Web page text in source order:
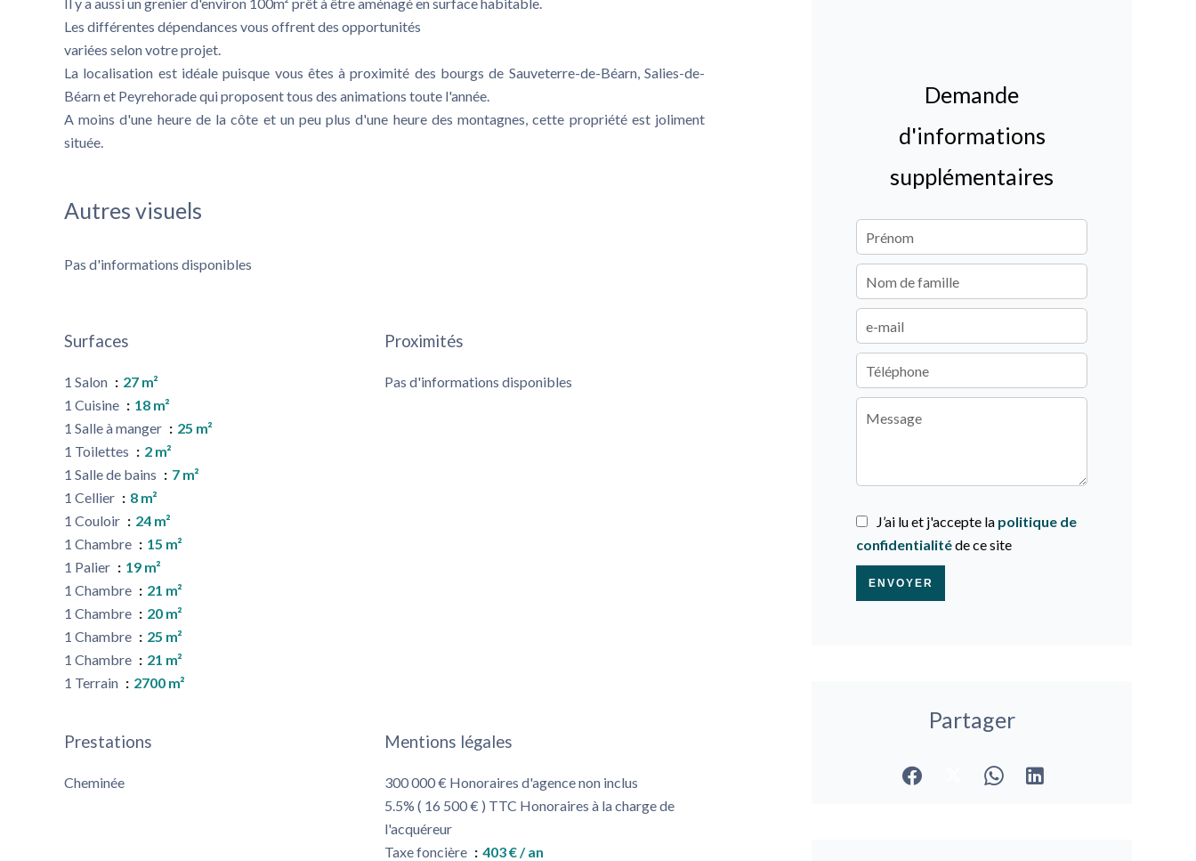
Les différentes dépendances vous offrent des opportunités
variées selon votre projet.
La localisation est idéale puisque vous êtes à proximité des bourgs de Sauveterre-de-Béarn, Salies-de-
Béarn et Peyrehorade qui proposent tous des animations toute l'année.
A moins d'une heure de la côte et un peu plus d'une heure des montagnes, cette propriété est joliment
située.
Autres visuels
Pas d'informations disponibles
Surfaces
1 Salon
27 m²
1 Cuisine
18 m²
1 Salle à manger
25 m²
1 Toilettes
2 m²
1 Salle de bains
7 m²
1 Cellier
8 m²
1 Couloir
24 m²
1 Chambre
15 m²
1 Palier
19 m²
1 Chambre
21 m²
1 Chambre
20 m²
1 Chambre
25 m²
1 Chambre
21 m²
1 Terrain
2700 m²
Proximités
Pas d'informations disponibles
Prestations
Cheminée
Mentions légales
300 000 € Honoraires d'agence non inclus
5.5% ( 16 500 € ) TTC Honoraires à la charge de
l'acquéreur
Taxe foncière
403 € / an
Demande
d'informations
supplémentaires
J’ai lu et j'accepte la politique de
confidentialitéde ce site
ENVOYER
Partager